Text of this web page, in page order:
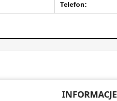
Telefon:
INFORMACJE